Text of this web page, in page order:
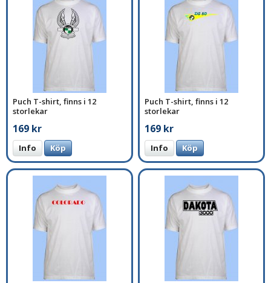
Puch T-shirt, finns i 12
storlekar
169 kr
Info Köp
Puch T-shirt, finns i 12
storlekar
169 kr
Info Köp